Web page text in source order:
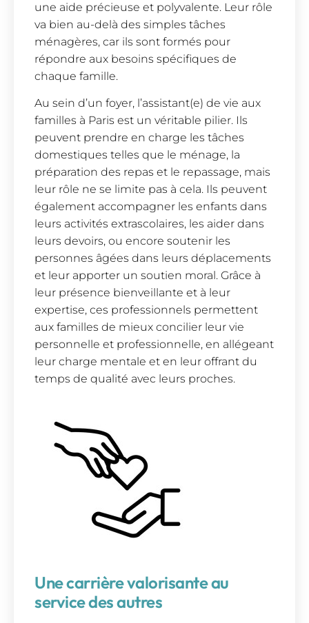
une aide précieuse et polyvalente. Leur rôle
va bien au-delà des simples tâches
ménagères, car ils sont formés pour
répondre aux besoins spécifiques de
chaque famille.
Au sein d’un foyer, l’assistant(e) de vie aux
familles à Paris est un véritable pilier. Ils
peuvent prendre en charge les tâches
domestiques telles que le ménage, la
préparation des repas et le repassage, mais
leur rôle ne se limite pas à cela. Ils peuvent
également accompagner les enfants dans
leurs activités extrascolaires, les aider dans
leurs devoirs, ou encore soutenir les
personnes âgées dans leurs déplacements
et leur apporter un soutien moral. Grâce à
leur présence bienveillante et à leur
expertise, ces professionnels permettent
aux familles de mieux concilier leur vie
personnelle et professionnelle, en allégeant
leur charge mentale et en leur offrant du
temps de qualité avec leurs proches.
Une carrière valorisante au
service des autres